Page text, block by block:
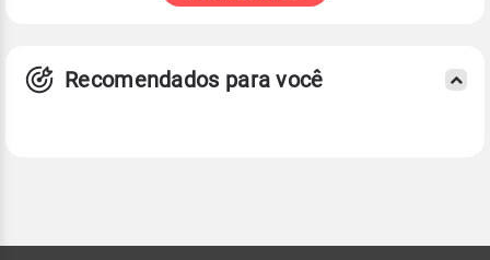
Recomendados para você